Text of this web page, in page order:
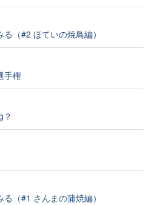
（#2 ほていの焼鳥編）
手権
（#1 さんまの蒲焼編）